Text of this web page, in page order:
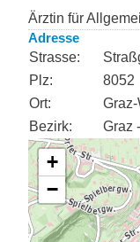
Ärztin für
Adresse
Strasse:
Plz:
8052
Ort:
Bezirk:
Graz